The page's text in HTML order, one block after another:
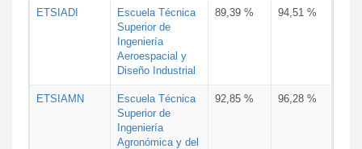
ETSIADI
Escuela Técnica
Superior de
Ingeniería
Aeroespacial y
Diseño Industrial
89,39 % 94,51 %
ETSIAMN
Escuela Técnica
Superior de
Ingeniería
Agronómica y del
92,85 % 96,28 %